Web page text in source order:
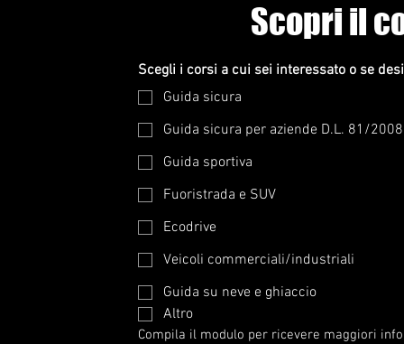
Scopri il
Scegli i corsi a cui sei interessato o se
Guida sicura
Guida sicura per aziende D.L. 81/2008
Guida sportiva
Fuoristrada e SUV
Ecodrive
Veicoli commerciali/industriali
Guida su neve e ghiaccio
Altro
Compila il modulo per ricevere maggiori